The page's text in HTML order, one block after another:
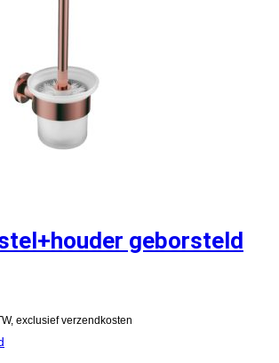
geborsteld
exclusief verzendkosten